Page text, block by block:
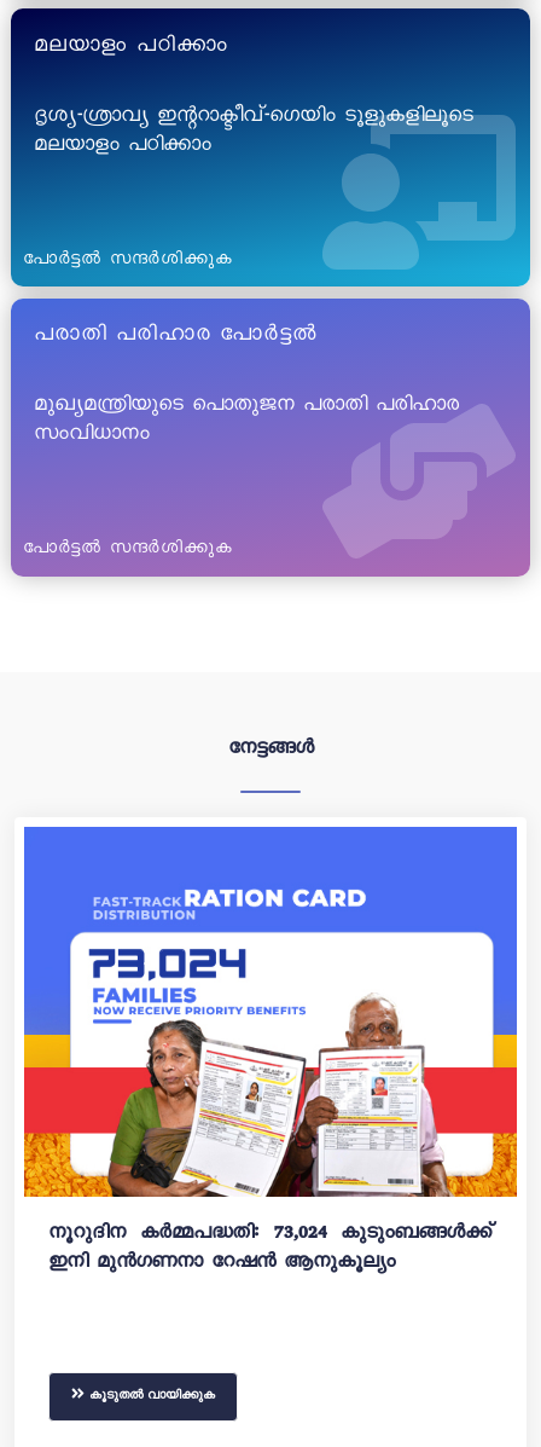
മലയാളം പഠിക്കാം
ദൃശ്യ-ശ്രാവ്യ ഇന്ററാക്ടീവ്-ഗെയിം ടൂളുകളിലൂടെ
മലയാളം പഠിക്കാം
പോർട്ടൽ സന്ദർശിക്കുക
പരാതി പരിഹാര പോർട്ടൽ
മുഖ്യമന്ത്രിയുടെ പൊതുജന പരാതി പരിഹാര
സംവിധാനം
പോർട്ടൽ സന്ദർശിക്കുക
നേട്ടങ്ങൾ
നൂറുദിന കർമ്മപദ്ധതി: 73,024 കുടുംബങ്ങൾക്ക്
ഇനി മുൻഗണനാ റേഷൻ ആനുകൂല്യം
കൂടുതൽ വായിക്കുക